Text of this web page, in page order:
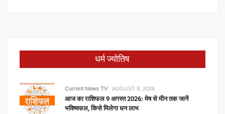
धर्म ज्योतिष
Current News TV AUGUST 8, 2026
आज का राशिफल 9 अगस्त 2026: मेष से मीन तक जानें
भविष्यफल, किसे मिलेगा धन लाभ